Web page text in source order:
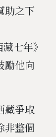
助之下
七年》
勵他向
藏爭取
非整個